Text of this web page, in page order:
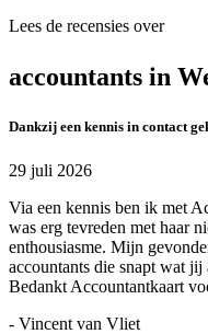
Lees de recensies over
accountants in
Dankzij een kennis in contact
29 juli 2026
Via een kennis ben ik met
was erg tevreden met haar
enthousiasme. Mijn
accountants die snapt wat
Bedankt Accountantkaart
- Vincent van Vliet